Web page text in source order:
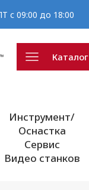
с 09:00 до 18:00
Каталог
Инструмент/
Оснастка
Сервис
Видео станков